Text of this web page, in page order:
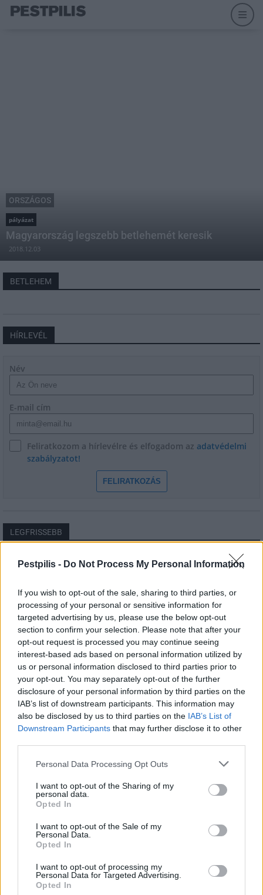
Pestpilis - Do Not Process My Personal Information
If you wish to opt-out of the sale, sharing to third parties, or
processing of your personal or sensitive information for
targeted advertising by us, please use the below opt-out
section to confirm your selection. Please note that after your
opt-out request is processed you may continue seeing
interest-based ads based on personal information utilized by
us or personal information disclosed to third parties prior to
your opt-out. You may separately opt-out of the further
disclosure of your personal information by third parties on the
IAB’s list of downstream participants. This information may
also be disclosed by us to third parties on the IAB’s List of
Downstream Participants that may further disclose it to other
Personal Data Processing Opt Outs
I want to opt-out of the Sharing of my
personal data.
Opted In
I want to opt-out of the Sale of my
Personal Data.
Opted In
I want to opt-out of processing my
Personal Data for Targeted Advertising.
Opted In
ORSZÁGOS
pályázat
Magyarország legszebb betlehemét keresik
2018.12.03
BETLEHEM
HÍRLEVÉL
Név
E-mail cím
Feliratkozom a hírlevélre és elfogadom az adatvédelmi
szabályzatot!
FELIRATKOZÁS
LEGFRISSEBB
Országos
Megérkezett az eső a Duna vízgyűjtőjére
Helyi
Amire többmillióan vártunk: szombattól
másodfokúra csökken a riasztás
Pest megye
Fából épül Budakeszi új óvodája
HIRDETÉS
HIRDETÉS
HIRDETÉS